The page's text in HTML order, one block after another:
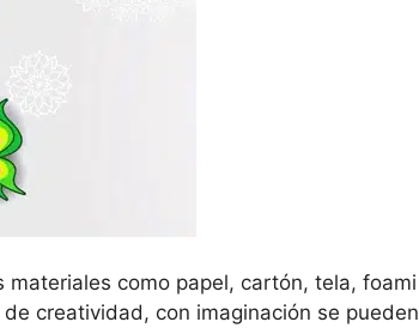
como papel, cartón, tela, foami
creatividad, con imaginación se pueden